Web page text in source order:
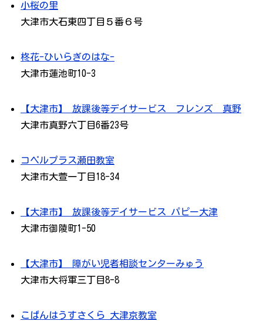
小桜の里
大津市大石東四丁目５番６号
柊花-ひいらぎのはな-
大津市蓮池町10-3
【大津市】 放課後等デイサービス フレンズ 真野
大津市真野六丁目6番23号
コペルプラス瀬田教室
大津市大萱一丁目18-34
【大津市】 放課後等デイサービス パピー大津
大津市御陵町1-50
【大津市】 障がい児者相談センターみゅう
大津市大将軍三丁目8-8
こぱんはうすさくら 大津京教室